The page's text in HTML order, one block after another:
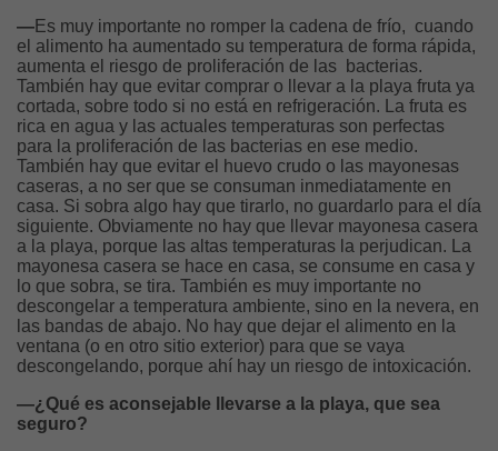
—Es muy importante no romper la cadena de frío, cuando
el alimento ha aumentado su temperatura de forma rápida,
aumenta el riesgo de proliferación de las bacterias.
También hay que evitar comprar o llevar a la playa fruta ya
cortada, sobre todo si no está en refrigeración. La fruta es
rica en agua y las actuales temperaturas son perfectas
para la proliferación de las bacterias en ese medio.
También hay que evitar el huevo crudo o las mayonesas
caseras, a no ser que se consuman inmediatamente en
casa. Si sobra algo hay que tirarlo, no guardarlo para el día
siguiente. Obviamente no hay que llevar mayonesa casera
a la playa, porque las altas temperaturas la perjudican. La
mayonesa casera se hace en casa, se consume en casa y
lo que sobra, se tira. También es muy importante no
descongelar a temperatura ambiente, sino en la nevera, en
las bandas de abajo. No hay que dejar el alimento en la
ventana (o en otro sitio exterior) para que se vaya
descongelando, porque ahí hay un riesgo de intoxicación.
—¿Qué es aconsejable llevarse a la playa, que sea
seguro?